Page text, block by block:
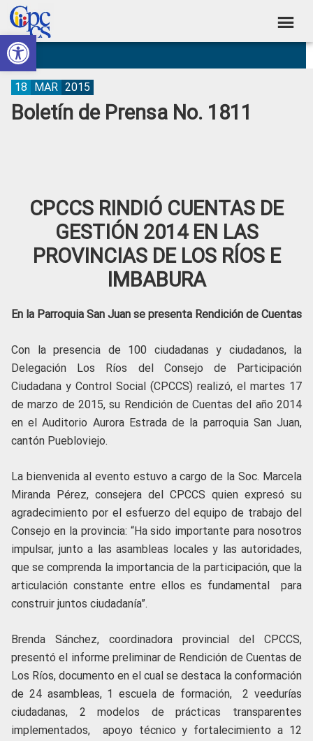
Abrir barra de herramientas
Skip
to
primary
navigation
Skip
to
main
content
Skip
to
primary
sidebar
Skip
to
footer
Consejo
de
Participación
Ciudadana
Construyendo
Poder
Ciudadano
Boletín de Prensa No. 1811
18 MAR 2015
CPCCS RINDIÓ CUENTAS DE
GESTIÓN 2014 EN LAS
PROVINCIAS DE LOS RÍOS E
IMBABURA
En la Parroquia San Juan se presenta Rendición de Cuentas
Con la presencia de 100 ciudadanas y ciudadanos, la
Delegación Los Ríos del Consejo de Participación
Ciudadana y Control Social (CPCCS) realizó, el martes 17
de marzo de 2015, su Rendición de Cuentas del año 2014
en el Auditorio Aurora Estrada de la parroquia San Juan,
cantón Puebloviejo.
La bienvenida al evento estuvo a cargo de la Soc. Marcela
Miranda Pérez, consejera del CPCCS quien expresó su
agradecimiento por el esfuerzo del equipo de trabajo del
Consejo en la provincia: “Ha sido importante para nosotros
impulsar, junto a las asambleas locales y las autoridades,
que se comprenda la importancia de la participación, que la
articulación constante entre ellos es fundamental para
construir juntos ciudadanía”.
Brenda Sánchez, coordinadora provincial del CPCCS,
presentó el informe preliminar de Rendición de Cuentas de
Los Ríos, documento en el cual se destaca la conformación
de 24 asambleas, 1 escuela de formación, 2 veedurías
ciudadanas, 2 modelos de prácticas transparentes
implementados, apoyo técnico y fortalecimiento a 12